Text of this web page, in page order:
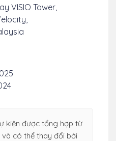
VISIO Tower,
kiện được tổng hợp từ
có thể thay đổi bởi